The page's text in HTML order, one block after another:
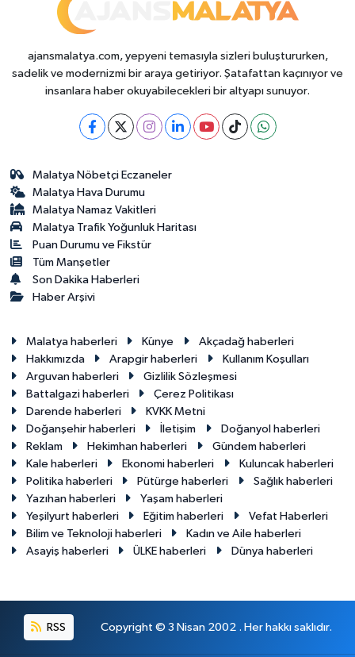
ajansmalatya.com, yepyeni temasıyla sizleri buluştururken,
sadelik ve modernizmi bir araya getiriyor. Şatafattan kaçınıyor ve
insanlara haber okuyabilecekleri bir altyapı sunuyor.
Malatya Nöbetçi Eczaneler
Malatya Hava Durumu
Malatya Namaz Vakitleri
Malatya Trafik Yoğunluk Haritası
Puan Durumu ve Fikstür
Tüm Manşetler
Son Dakika Haberleri
Haber Arşivi
Malatya haberleri Künye
Akçadağ haberleri
Hakkımızda
Arapgir haberleri
Kullanım Koşulları
Arguvan haberleri
Gizlilik Sözleşmesi
Battalgazi haberleri
Çerez Politikası
Darende haberleri
KVKK Metni
Doğanşehir haberleri
İletişim
Doğanyol haberleri
Reklam
Hekimhan haberleri
Gündem haberleri
Kale haberleri
Ekonomi haberleri
Kuluncak haberleri
Politika haberleri
Pütürge haberleri
Sağlık haberleri
Yazıhan haberleri
Yaşam haberleri
Yeşilyurt haberleri
Eğitim haberleri
Vefat Haberleri
Bilim ve Teknoloji haberleri
Kadın ve Aile haberleri
Asayiş haberleri
ÜLKE haberleri Dünya haberleri
RSS Copyright © 3 Nisan 2002 . Her hakkı saklıdır.